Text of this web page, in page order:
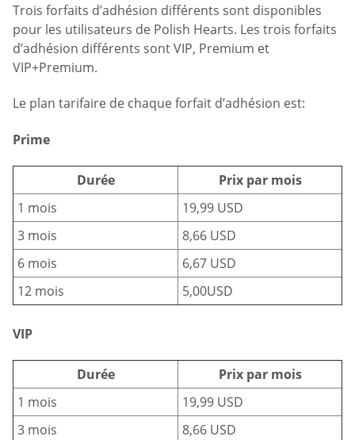
Trois forfaits d’adhésion différents sont disponibles
pour les utilisateurs de Polish Hearts. Les trois forfaits
d’adhésion différents sont VIP, Premium et
VIP+Premium.
Le plan tarifaire de chaque forfait d’adhésion est:
Prime
Durée
Prix par mois
1 mois
19,99 USD
3 mois
8,66 USD
6 mois
6,67 USD
12 mois
5,00USD
VIP
Durée
Prix par mois
1 mois
19,99 USD
3 mois
8,66 USD